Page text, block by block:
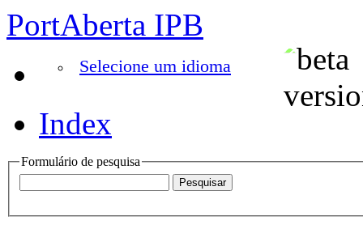
PortAberta IPB
Selecione um idioma
Index
Formulário de pesquisa